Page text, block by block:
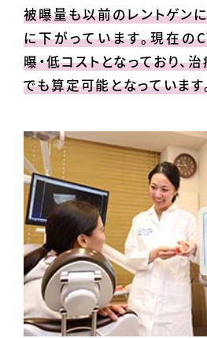
被曝量も以前のレントゲン
に下がっています。現在の
曝・低コストとなっており、
でも算定可能となっています